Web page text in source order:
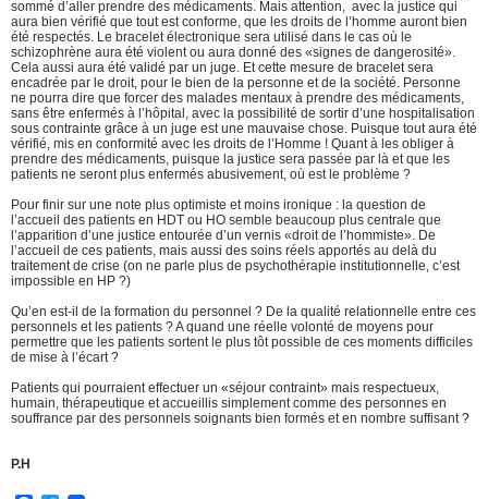
sommé d’aller prendre des médicaments. Mais attention, avec la justice qui
aura bien vérifié que tout est conforme, que les droits de l’homme auront bien
été respectés. Le bracelet électronique sera utilisé dans le cas où le
schizophrène aura été violent ou aura donné des «signes de dangerosité».
Cela aussi aura été validé par un juge. Et cette mesure de bracelet sera
encadrée par le droit, pour le bien de la personne et de la société. Personne
ne pourra dire que forcer des malades mentaux à prendre des médicaments,
sans être enfermés à l’hôpital, avec la possibilité de sortir d’une hospitalisation
sous contrainte grâce à un juge est une mauvaise chose. Puisque tout aura été
vérifié, mis en conformité avec les droits de l’Homme ! Quant à les obliger à
prendre des médicaments, puisque la justice sera passée par là et que les
patients ne seront plus enfermés abusivement, où est le problème ?
Pour finir sur une note plus optimiste et moins ironique : la question de
l’accueil des patients en HDT ou HO semble beaucoup plus centrale que
l’apparition d’une justice entourée d’un vernis «droit de l’hommiste». De
l’accueil de ces patients, mais aussi des soins réels apportés au delà du
traitement de crise (on ne parle plus de psychothérapie institutionnelle, c’est
impossible en HP ?)
Qu’en est-il de la formation du personnel ? De la qualité relationnelle entre ces
personnels et les patients ? A quand une réelle volonté de moyens pour
permettre que les patients sortent le plus tôt possible de ces moments difficiles
de mise à l’écart ?
Patients qui pourraient effectuer un «séjour contraint» mais respectueux,
humain, thérapeutique et accueillis simplement comme des personnes en
souffrance par des personnels soignants bien formés et en nombre suffisant ?
P.H